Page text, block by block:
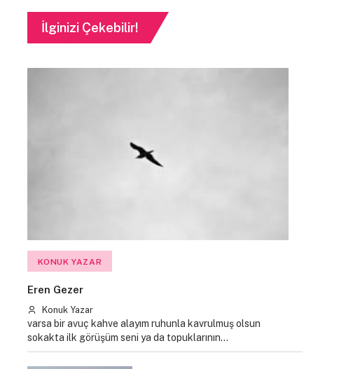
İlginizi Çekebilir!
KONUK YAZAR
Eren Gezer
Konuk Yazar
varsa bir avuç kahve alayım ruhunla kavrulmuş olsun
sokakta ilk görüşüm seni ya da topuklarının…